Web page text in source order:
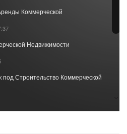
Коммерческой
Недвижимости
Строительство Коммерческой
Коммерческой Недвижимости